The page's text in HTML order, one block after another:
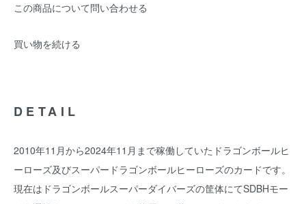
この商品について問い合わせる
買い物を続ける
DETAIL
2010年11月から2024年11月まで稼働していたドラゴンボールヒ
ーローズ及びスーパードラゴンボールヒーローズのカードです。
現在はドラゴンボールスーパーダイバーズの筐体にてSDBHモー